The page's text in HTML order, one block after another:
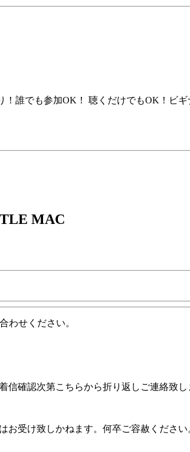
誰でも参加OK！ 聴くだけでもOK！ビ
MAC
わせください。
確認次第こちらから折り返しご連絡致し
受け致しかねます。何卒ご容赦ください